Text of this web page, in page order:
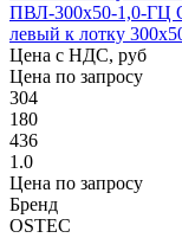
ПВЛ-300х50-1,0-ГЦ
левый к лотку
Цена с НДС, руб
Цена по запросу
304
180
436
1.0
Цена по запросу
Бренд
OSTEC